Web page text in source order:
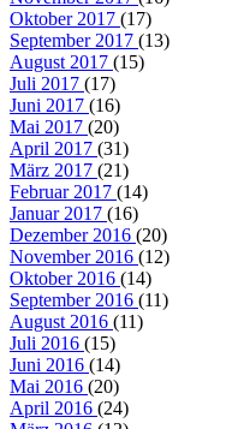
Oktober 2017 (17)
September 2017 (13)
August 2017 (15)
Juli 2017 (17)
Juni 2017 (16)
Mai 2017 (20)
April 2017 (31)
März 2017 (21)
Februar 2017 (14)
Januar 2017 (16)
Dezember 2016 (20)
November 2016 (12)
Oktober 2016 (14)
September 2016 (11)
August 2016 (11)
Juli 2016 (15)
Juni 2016 (14)
Mai 2016 (20)
April 2016 (24)